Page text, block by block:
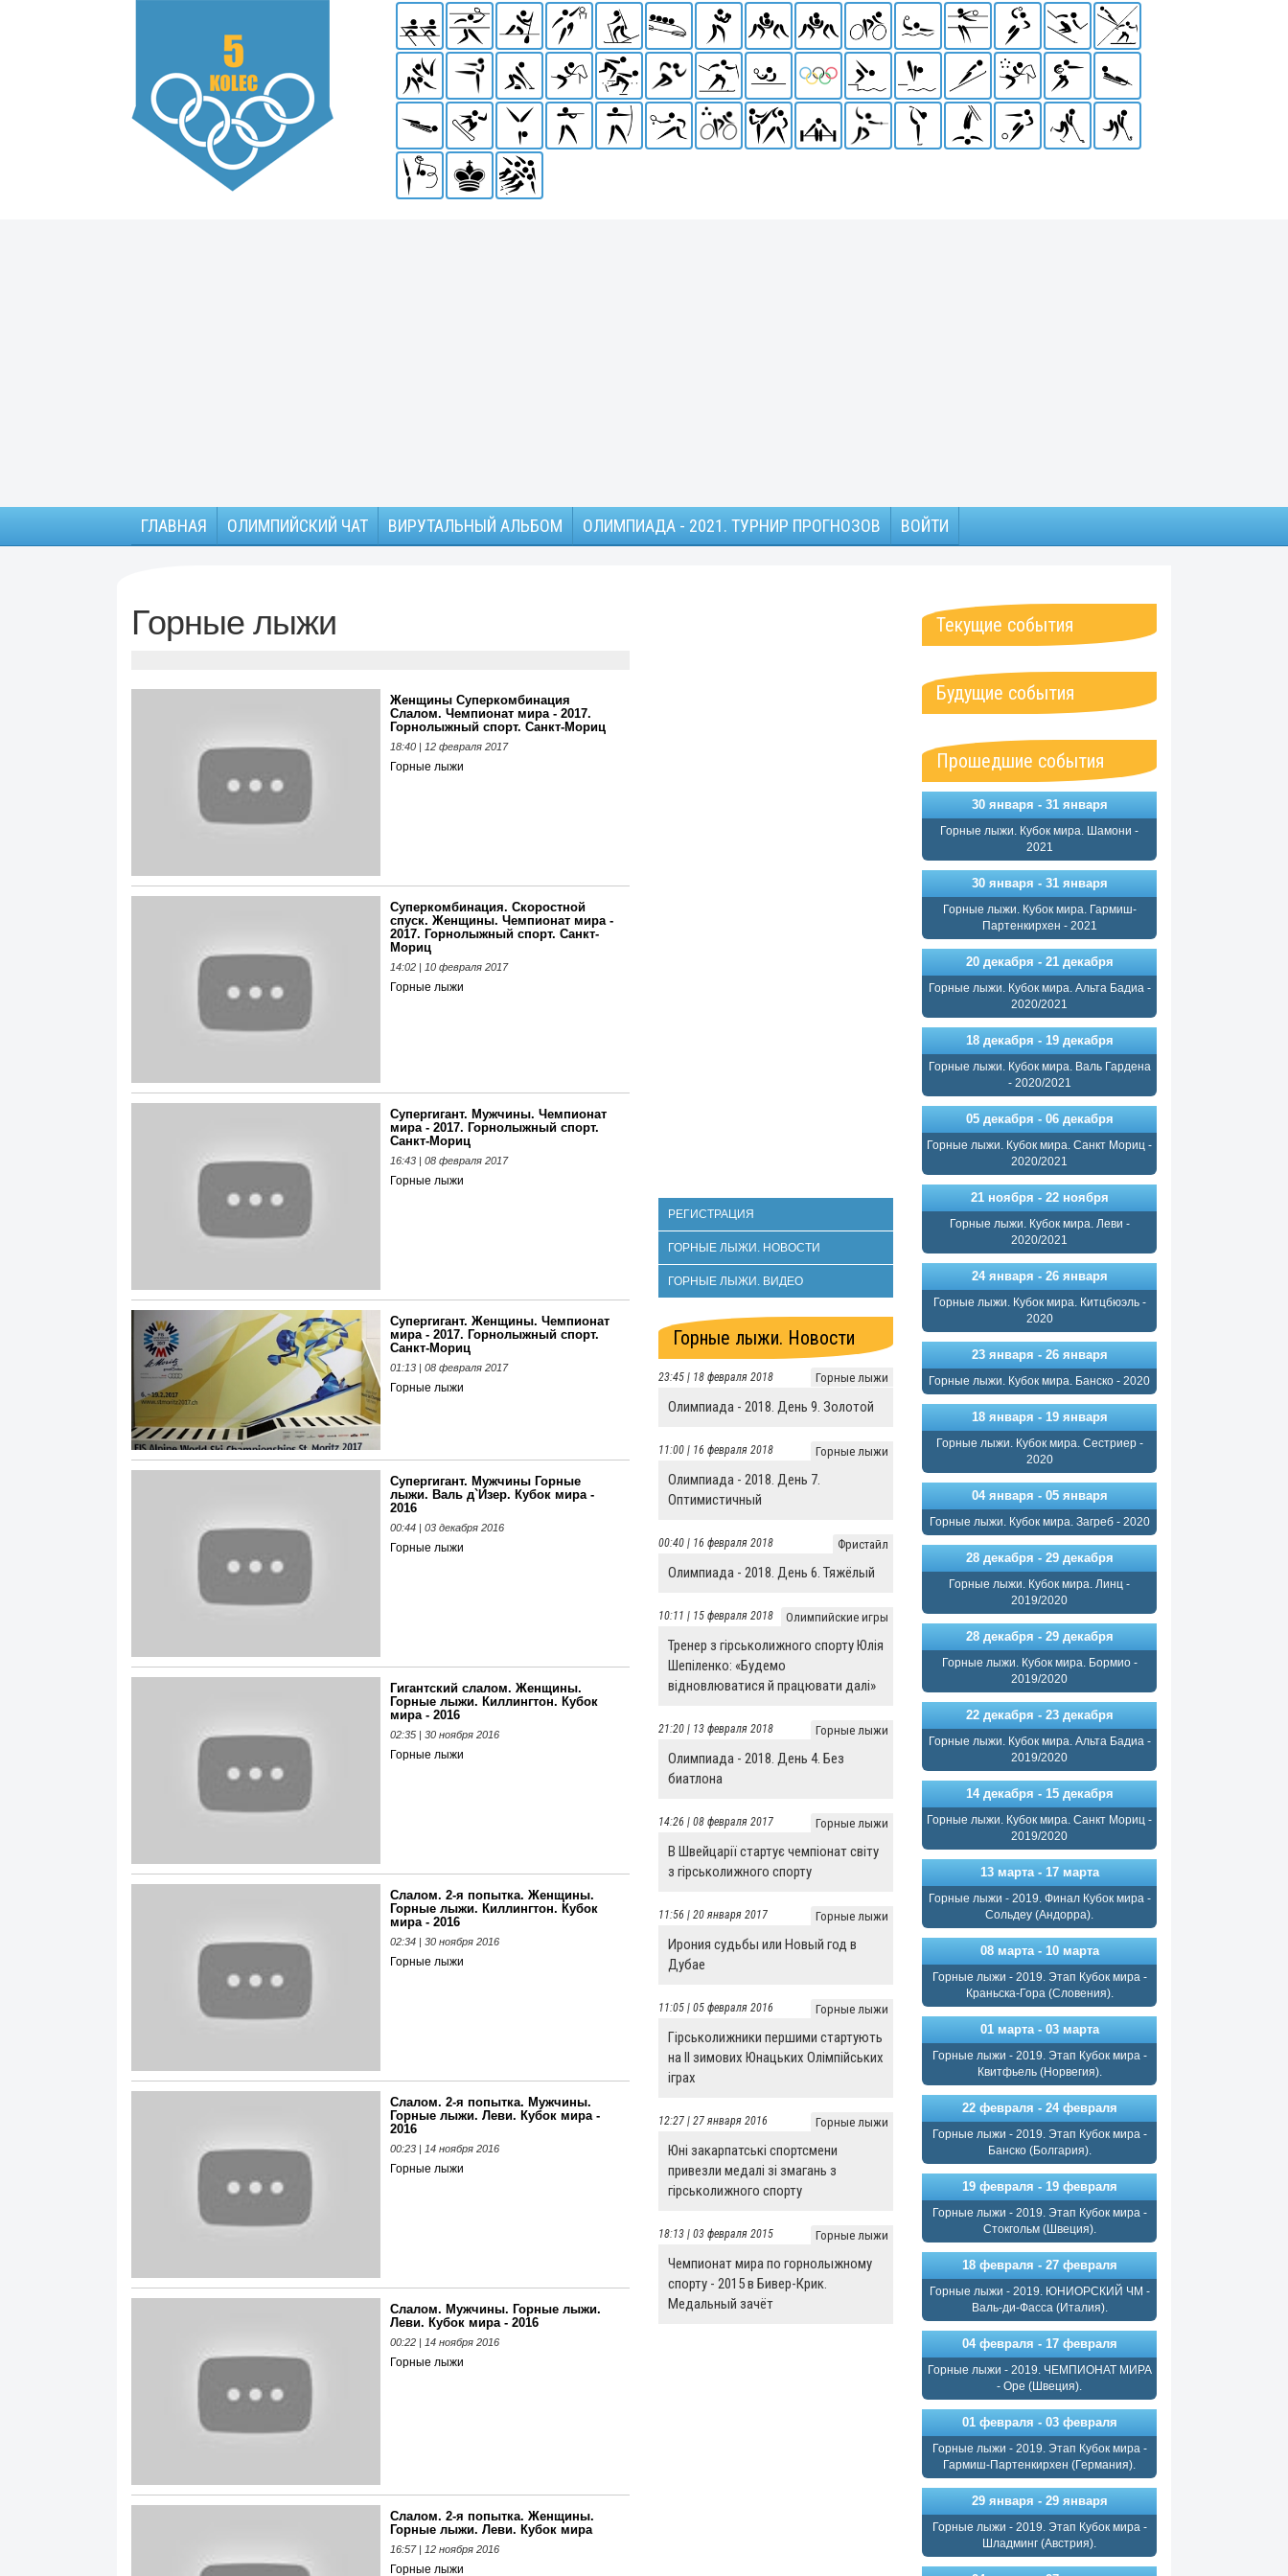
ГЛАВНАЯ ОЛИМПИЙСКИЙ ЧАТ ВИРУТАЛЬНЫЙ АЛЬБОМ ОЛИМПИАДА - 2021. ТУРНИР ПРОГНОЗОВ ВОЙТИ
Горные лыжи
Женщины Суперкомбинация
Слалом. Чемпионат мира - 2017.
Горнолыжный спорт. Санкт-Мориц
18:40 | 12 февраля 2017
Горные лыжи
Суперкомбинация. Скоростной
спуск. Женщины. Чемпионат мира -
2017. Горнолыжный спорт. Санкт-
Мориц
14:02 | 10 февраля 2017
Горные лыжи
Супергигант. Мужчины. Чемпионат
мира - 2017. Горнолыжный спорт.
Санкт-Мориц
16:43 | 08 февраля 2017
Горные лыжи
Супергигант. Женщины. Чемпионат
мира - 2017. Горнолыжный спорт.
Санкт-Мориц
01:13 | 08 февраля 2017
Горные лыжи
Супергигант. Мужчины Горные
лыжи. Валь д`Изер. Кубок мира -
2016
00:44 | 03 декабря 2016
Горные лыжи
Гигантский слалом. Женщины.
Горные лыжи. Киллингтон. Кубок
мира - 2016
02:35 | 30 ноября 2016
Горные лыжи
Слалом. 2-я попытка. Женщины.
Горные лыжи. Киллингтон. Кубок
мира - 2016
02:34 | 30 ноября 2016
Горные лыжи
Слалом. 2-я попытка. Мужчины.
Горные лыжи. Леви. Кубок мира -
2016
00:23 | 14 ноября 2016
Горные лыжи
Слалом. Мужчины. Горные лыжи.
Леви. Кубок мира - 2016
00:22 | 14 ноября 2016
Горные лыжи
Слалом. 2-я попытка. Женщины.
Горные лыжи. Леви. Кубок мира
16:57 | 12 ноября 2016
Горные лыжи
РЕГИСТРАЦИЯ
ГОРНЫЕ ЛЫЖИ. НОВОСТИ
ГОРНЫЕ ЛЫЖИ. ВИДЕО
Горные лыжи. Новости
Горные лыжи
23:45 | 18 февраля 2018
Олимпиада - 2018. День 9. Золотой
Горные лыжи
11:00 | 16 февраля 2018
Олимпиада - 2018. День 7.
Оптимистичный
Фристайл
00:40 | 16 февраля 2018
Олимпиада - 2018. День 6. Тяжёлый
Олимпийские игры
10:11 | 15 февраля 2018
Тренер з гірськолижного спорту Юлія
Шепіленко: «Будемо
відновлюватися й працювати далі»
Горные лыжи
21:20 | 13 февраля 2018
Олимпиада - 2018. День 4. Без
биатлона
Горные лыжи
14:26 | 08 февраля 2017
В Швейцарії стартує чемпіонат світу
з гірськолижного спорту
Горные лыжи
11:56 | 20 января 2017
Ирония судьбы или Новый год в
Дубае
Горные лыжи
11:05 | 05 февраля 2016
Гірськолижники першими стартують
на II зимових Юнацьких Олімпійських
іграх
Горные лыжи
12:27 | 27 января 2016
Юні закарпатські спортсмени
привезли медалі зі змагань з
гірськолижного спорту
Горные лыжи
18:13 | 03 февраля 2015
Чемпионат мира по горнолыжному
спорту - 2015 в Бивер-Крик.
Медальный зачёт
Текущие события
Будущие события
Прошедшие события
30 января - 31 января
Горные лыжи. Кубок мира. Шамони -
2021
30 января - 31 января
Горные лыжи. Кубок мира. Гармиш-
Партенкирхен - 2021
20 декабря - 21 декабря
Горные лыжи. Кубок мира. Альта Бадиа -
2020/2021
18 декабря - 19 декабря
Горные лыжи. Кубок мира. Валь Гардена
- 2020/2021
05 декабря - 06 декабря
Горные лыжи. Кубок мира. Санкт Мориц -
2020/2021
21 ноября - 22 ноября
Горные лыжи. Кубок мира. Леви -
2020/2021
24 января - 26 января
Горные лыжи. Кубок мира. Китцбюэль -
2020
23 января - 26 января
Горные лыжи. Кубок мира. Банско - 2020
18 января - 19 января
Горные лыжи. Кубок мира. Сестриер -
2020
04 января - 05 января
Горные лыжи. Кубок мира. Загреб - 2020
28 декабря - 29 декабря
Горные лыжи. Кубок мира. Линц -
2019/2020
28 декабря - 29 декабря
Горные лыжи. Кубок мира. Бормио -
2019/2020
22 декабря - 23 декабря
Горные лыжи. Кубок мира. Альта Бадиа -
2019/2020
14 декабря - 15 декабря
Горные лыжи. Кубок мира. Санкт Мориц -
2019/2020
13 марта - 17 марта
Горные лыжи - 2019. Финал Кубок мира -
Сольдеу (Андорра).
08 марта - 10 марта
Горные лыжи - 2019. Этап Кубок мира -
Краньска-Гора (Словения).
01 марта - 03 марта
Горные лыжи - 2019. Этап Кубок мира -
Квитфьель (Норвегия).
22 февраля - 24 февраля
Горные лыжи - 2019. Этап Кубок мира -
Банско (Болгария).
19 февраля - 19 февраля
Горные лыжи - 2019. Этап Кубок мира -
Стокгольм (Швеция).
18 февраля - 27 февраля
Горные лыжи - 2019. ЮНИОРСКИЙ ЧМ -
Валь-ди-Фасса (Италия).
04 февраля - 17 февраля
Горные лыжи - 2019. ЧЕМПИОНАТ МИРА
- Оре (Швеция).
01 февраля - 03 февраля
Горные лыжи - 2019. Этап Кубок мира -
Гармиш-Партенкирхен (Германия).
29 января - 29 января
Горные лыжи - 2019. Этап Кубок мира -
Шладминг (Австрия).